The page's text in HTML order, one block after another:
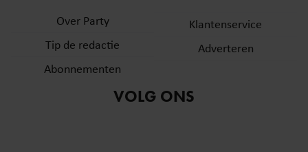
Over Party
Tip de redactie
Abonnementen
Klantenservice
Adverteren
VOLG ONS